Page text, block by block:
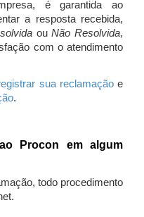
é garantida ao
a resposta recebida,
ouNão Resolvida,
com o atendimento
sua reclamaçãoe
.
Procon em algum
todo procedimento